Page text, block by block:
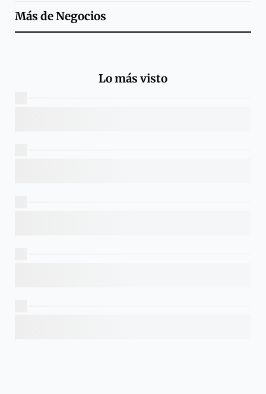
Más deNegocios
Lo más visto